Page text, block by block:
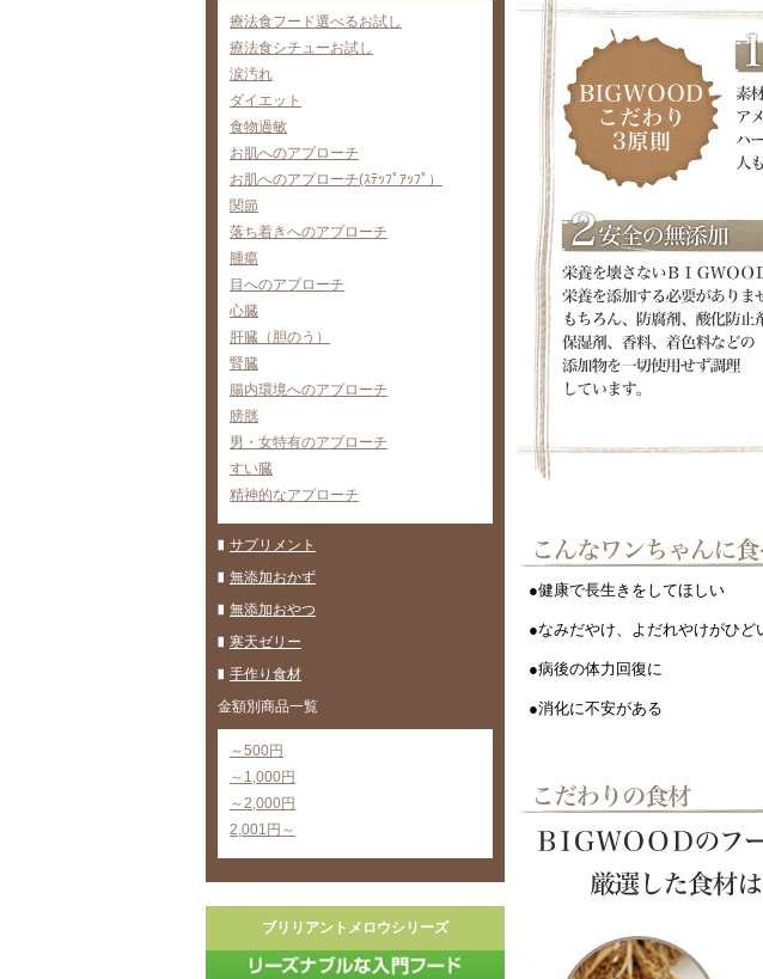
療法食フード選べるお試し
療法食シチューお試し
涙汚れ
ダイエット
食物過敏
お肌へのアプローチ
お肌へのアプローチ(ｽﾃｯﾌﾟｱｯﾌﾟ）
関節
落ち着きへのアプローチ
腫瘍
目へのアプローチ
心臓
肝臓（胆のう）
腎臓
腸内環境へのアプローチ
膀胱
男・女特有のアプローチ
すい臓
精神的なアプローチ
サプリメント
無添加おかず
無添加おやつ
寒天ゼリー
手作り食材
金額別商品一覧
～500円
～1,000円
～2,000円
2,001円～
ブリリアントメロウシリーズ
●健康で長生きをしてほしい
●なみだやけ、よだれやけがひど
●病後の体力回復に
●消化に不安がある